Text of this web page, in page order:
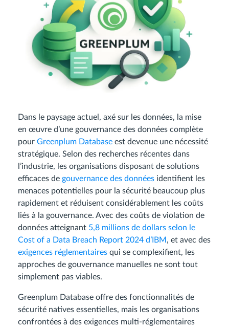
Dans le paysage actuel, axé sur les données, la mise
en œuvre d’une gouvernance des données complète
pour Greenplum Database est devenue une nécessité
stratégique. Selon des recherches récentes dans
l’industrie, les organisations disposant de solutions
efficaces de gouvernance des données identifient les
menaces potentielles pour la sécurité beaucoup plus
rapidement et réduisent considérablement les coûts
liés à la gouvernance. Avec des coûts de violation de
données atteignant 5,8 millions de dollars selon le
Cost of a Data Breach Report 2024 d’IBM , et avec des
exigences réglementaires qui se complexifient, les
approches de gouvernance manuelles ne sont tout
simplement pas viables.
Greenplum Database offre des fonctionnalités de
sécurité natives essentielles, mais les organisations
confrontées à des exigences multi-réglementaires